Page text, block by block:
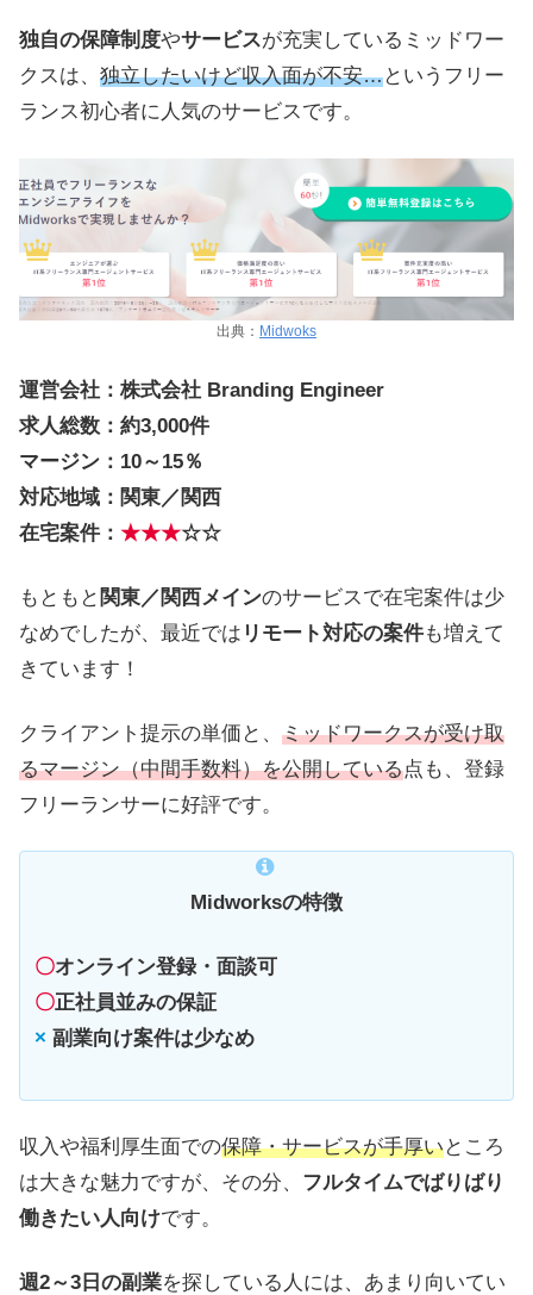
独自の保障制度やサービスが充実しているミッドワー
クスは、 独立したいけど収入面が不安…というフリー
ランス初心者に人気のサービスです。
出典： Midwoks
運営会社：株式会社 Branding Engineer
求人総数：約3,000件
マージン：10～15％
対応地域：関東／関西
在宅案件： ★★★☆☆
もともと 関東／関西メインのサービスで在宅案件は少
なめでしたが、最近では リモート対応の案件も増えて
きています！
クライアント提示の単価と、 ミッドワークスが受け取
るマージン（中間手数料）を公開している点も、登録
フリーランサーに好評です。
Midworksの特徴
〇オンライン登録・面談可
〇正社員並みの保証
× 副業向け案件は少なめ
収入や福利厚生面での保障・サービスが手厚いところ
は大きな魅力ですが、その分、 フルタイムでばりばり
働きたい人向けです。
週2～3日の副業を探している人には、あまり向いてい